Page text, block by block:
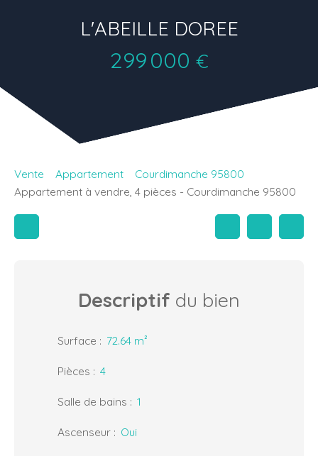
L'ABEILLE DOREE
299 000 €
Vente Appartement
Courdimanche 95800
Appartement à vendre, 4 pièces - Courdimanche 95800
Descriptif du bien
Surface : 72.64 m²
Pièces : 4
Salle de bains : 1
Ascenseur : Oui